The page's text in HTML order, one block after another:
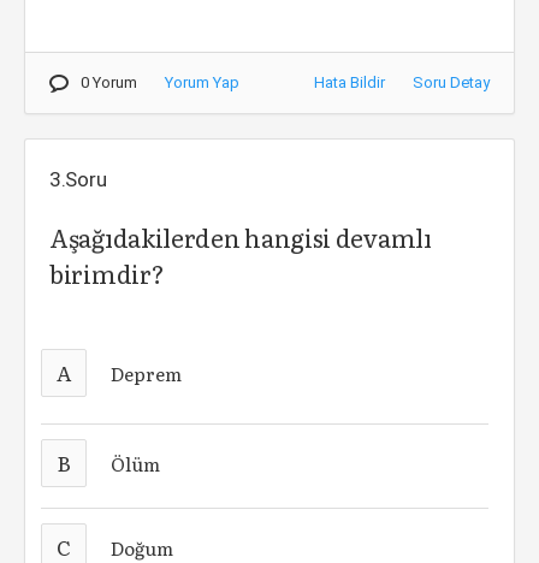
0 Yorum Yorum Yap Hata Bildir Soru Detay
3.Soru
Aşağıdakilerden hangisi devamlı
birimdir?
A Deprem
B Ölüm
C Doğum